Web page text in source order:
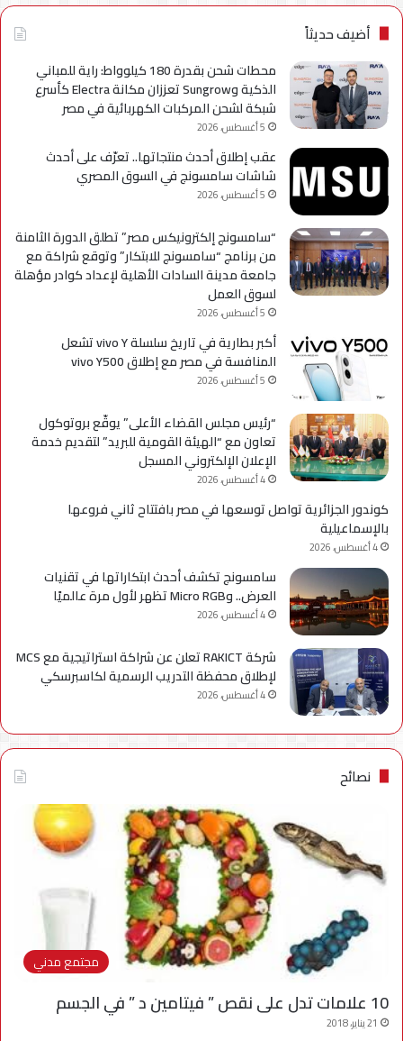
الإسماعيلية
A
أضيف حديثاً
محطات شحن بقدرة 180 كيلوواط: راية للمباني
الذكية وSungrow تعززان مكانة Electra كأسرع
شبكة لشحن المركبات الكهربائية في مصر
5 أغسطس، 2026
عقب إطلاق أحدث منتجاتها.. تعرّف على أحدث
شاشات سامسونج في السوق المصري
5 أغسطس، 2026
“سامسونج إلكترونيكس مصر” تطلق الدورة الثامنة
من برنامج “سامسونج للابتكار” وتوقع شراكة مع
جامعة مدينة السادات الأهلية لإعداد كوادر مؤهلة
لسوق العمل
5 أغسطس، 2026
أكبر بطارية في تاريخ سلسلة vivo Y تشعل
المنافسة في مصر مع إطلاق vivo Y500
5 أغسطس، 2026
“رئيس مجلس القضاء الأعلى” يوقّع بروتوكول
تعاون مع “الهيئة القومية للبريد” لتقديم خدمة
الإعلان الإلكتروني المسجل
4 أغسطس، 2026
كوندور الجزائرية تواصل توسعها في مصر بافتتاح ثاني فروعها
بالإسماعيلية
4 أغسطس، 2026
سامسونج تكشف أحدث ابتكاراتها في تقنيات
العرض.. وMicro RGB تظهر لأول مرة عالميًا
4 أغسطس، 2026
شركة RAKICT تعلن عن شراكة استراتيجية مع MCS
لإطلاق محفظة التدريب الرسمية لكاسبرسكي
4 أغسطس، 2026
نصائح
مجتمع مدني
10 علامات تدل على نقص ” فيتامين د ” في الجسم
21 يناير، 2018